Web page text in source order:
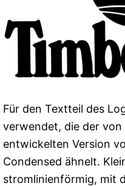
Für den Textteil des
verwendet, die der von
entwickelten Version
Condensed ähnelt.
stromlinienförmig, mit